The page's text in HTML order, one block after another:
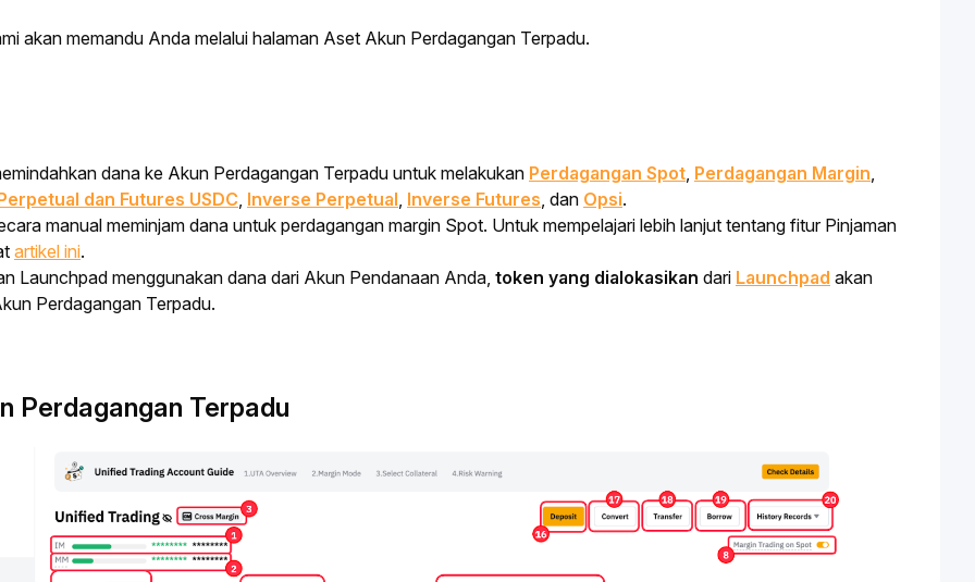
akan memandu Anda melalui halaman Aset Akun Perdagangan Terpadu.
dana ke Akun Perdagangan Terpadu untuk melakukan Perdagangan Spot, Perdagangan Margin,
dan Futures USDC, Inverse Perpetual, Inverse Futures, dan Opsi.
manual meminjam dana untuk perdagangan margin Spot. Untuk mempelajari lebih lanjut tentang fitur Pinjaman
artikel ini.
Launchpad menggunakan dana dari Akun Pendanaan Anda, token yang dialokasikan dari Launchpad akan
Perdagangan Terpadu.
Perdagangan Terpadu